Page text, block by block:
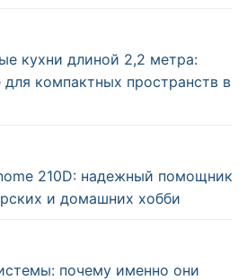
кухни длиной 2,2 метра:
компактных пространств в
210D: надежный помощник
и домашних хобби
почему именно они